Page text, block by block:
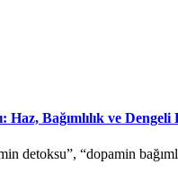
Haz, Bağımlılık ve
detoksu”, “dopamin